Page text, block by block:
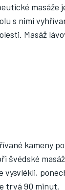
masáže
s nimi
Masáž
kameny
švédské
trvá 90 minut.